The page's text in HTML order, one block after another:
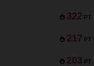
322 PT
217 PT
203 PT